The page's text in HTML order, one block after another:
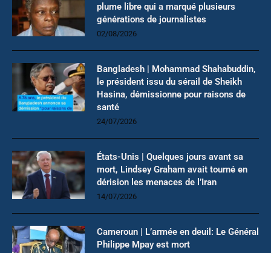
plume libre qui a marqué plusieurs
générations de journalistes
02/08/2026
Bangladesh | Mohammad Shahabuddin,
le président issu du sérail de Sheikh
Hasina, démissionne pour raisons de
santé
24/07/2026
États-Unis | Quelques jours avant sa
mort, Lindsey Graham avait tourné en
dérision les menaces de l’Iran
14/07/2026
Cameroun | L’armée en deuil: Le Général
Philippe Mpay est mort